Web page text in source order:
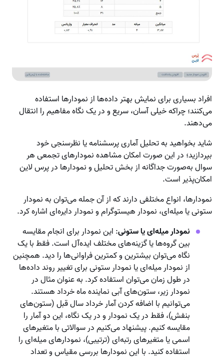
افراد بسیاری برای نمایش بهتر داده‌ها از نمودارها استفاده
می‌کنند؛ چراکه خیلی آسان، سریع و در یک نگاه مفاهیم را انتقال
می‌دهند.
شاید بخواهید به تحلیل آماری پرسشنامه یا نظرسنجی خود
بپردازید؛ در این صورت امکان مشاهده نمودارهای تجمعی هر
سوال به‌صورت جداگانه از بخش تحلیل و نمودارها در پرس لاین
امکان‌پذیر است.
نمودارها، انواع مختلفی دارند که از آن جمله می‌توان به نمودار
ستونی یا میله‌ای، نمودار هیستوگرام و نمودار دایره‌ای اشاره کرد.
نمودار میله‌ای یا ستونی: این نمودار برای انجام مقایسه
بین گروه‌ها یا گزینه‌های مختلف ایده‌آل است. فقط با یک
نگاه می‌توان بیشترین و کمترین فراوانی‌ها را دید. همچنین
از نمودار میله‌ای یا نمودار ستونی برای تغییر روند داده‌ها
در طول زمان می‌توان استفاده کرد. به عنوان مثال در
نمودار زیر، ستون‌های آبی نماینده ماه خرداد هستند.
می‌توانیم با اضافه کردن آمار خرداد سال قبل (ستون‌های
بنفش)، فقط در یک نمودار و در یک نگاه، این دو آمار را
مقایسه کنیم. پیشنهاد می‌کنیم در سوالاتی با متغیرهای
اسمی یا متغیرهای رتبه‌ای (ترتیبی)،‌ نمودارهای میله‌ای را
استفاده کنید. با این نمودارها بررسی مقیاس و تعداد